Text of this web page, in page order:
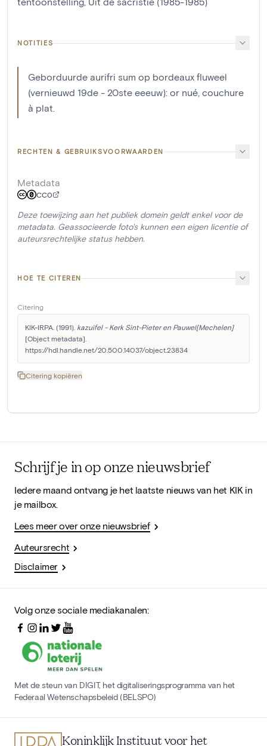
NOTITIES
Geborduurde aurifri sum op bordeaux fluweel
(vernieuwd 19de - 20ste eeeuw): or nué, couchure
à plat.
RECHTEN & GEBRUIKSVOORWAARDEN
Metadata
CC0
Deze toewijzing aan het publiek domein geldt enkel voor de
metadata. Geassocieerde foto's kunnen een eigen licentie of
auteursrechtelijke status hebben.
HOE TE CITEREN
Citering
KIK-IRPA. (1991). kazuifel - Kerk Sint-Pieter en Pauwel[Mechelen]
[Object metadata].
https://hdl.handle.net/20.500.14037/object.23834
Citering kopiëren
Schrijf je in op onze nieuwsbrief
Iedere maand ontvang je het laatste nieuws van het KIK in
je mailbox.
Lees meer over onze nieuwsbrief
Auteursrecht
Disclaimer
Volg onze sociale mediakanalen:
Met de steun van DIGIT, het digitaliseringsprogramma van het
Federaal Wetenschapsbeleid (BELSPO)
Koninklijk Instituut voor het